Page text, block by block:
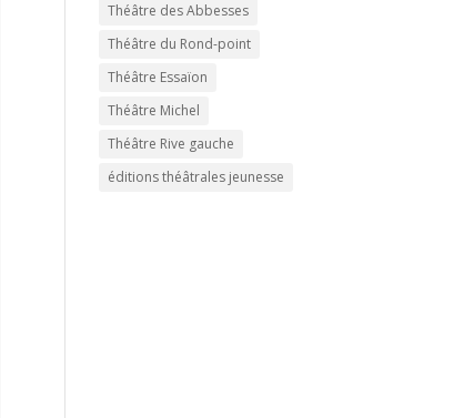
Théâtre des Abbesses
Théâtre du Rond-point
Théâtre Essaïon
Théâtre Michel
Théâtre Rive gauche
éditions théâtrales jeunesse